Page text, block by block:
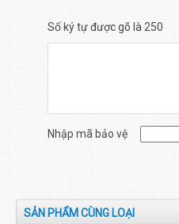
Số ký tự được gõ là 250
Nhập mã bảo vệ
SẢN PHẨM CÙNG LOẠI